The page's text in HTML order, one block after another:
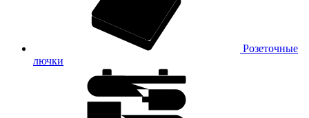
Розеточные
лючки